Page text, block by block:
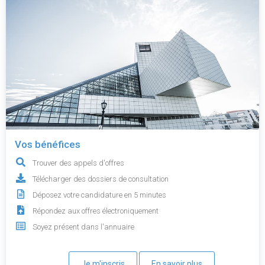
Vos bénéfices
Trouver des appels d'offres
Télécharger des dossiers de consultation
Déposez votre candidature en 5 minutes
Répondez aux offres électroniquement
Soyez présent dans l'annuaire